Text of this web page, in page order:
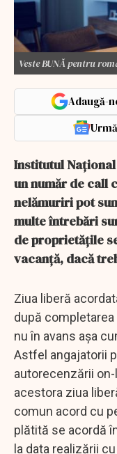
Veste BUNĂ pentru
Adaugă-
Institutul
un număr de call
nelămuriri pot
multe întrebări
de proprietățile
vacanță, dacă
Ziua liberă
după
nu în avans aşa
Astfel angajatorii
autorecenzării on-
acestora ziua
comun acord cu
plătită se acordă
la data realizării